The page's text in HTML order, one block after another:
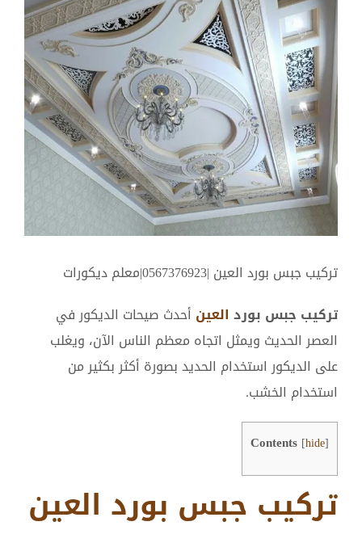
تركيب جبس بورد العين |0567376923|معلم ديكورات
تركيب جبس بورد العين أحدث صيحات الديكور في
العصر الحديث ويمثل اتجاه معظم الناس الآن، ويغلب
على الديكور استخدام الحديد بصورة أكثر بكثير من
استخدام الخشب.
Contents [hide]
تركيب جبس بورد العين